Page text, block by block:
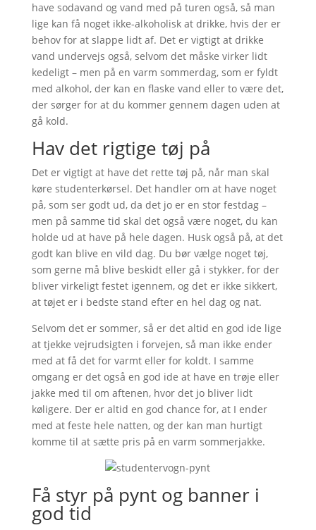
have sodavand og vand med på turen også, så man
lige kan få noget ikke-alkoholisk at drikke, hvis der er
behov for at slappe lidt af. Det er vigtigt at drikke
vand undervejs også, selvom det måske virker lidt
kedeligt – men på en varm sommerdag, som er fyldt
med alkohol, der kan en flaske vand eller to være det,
der sørger for at du kommer gennem dagen uden at
gå kold.
Hav det rigtige tøj på
Det er vigtigt at have det rette tøj på, når man skal
køre studenterkørsel. Det handler om at have noget
på, som ser godt ud, da det jo er en stor festdag –
men på samme tid skal det også være noget, du kan
holde ud at have på hele dagen. Husk også på, at det
godt kan blive en vild dag. Du bør vælge noget tøj,
som gerne må blive beskidt eller gå i stykker, for der
bliver virkeligt festet igennem, og det er ikke sikkert,
at tøjet er i bedste stand efter en hel dag og nat.
Selvom det er sommer, så er det altid en god ide lige
at tjekke vejrudsigten i forvejen, så man ikke ender
med at få det for varmt eller for koldt. I samme
omgang er det også en god ide at have en trøje eller
jakke med til om aftenen, hvor det jo bliver lidt
køligere. Der er altid en god chance for, at I ender
med at feste hele natten, og der kan man hurtigt
komme til at sætte pris på en varm sommerjakke.
Få styr på pynt og banner i
god tid